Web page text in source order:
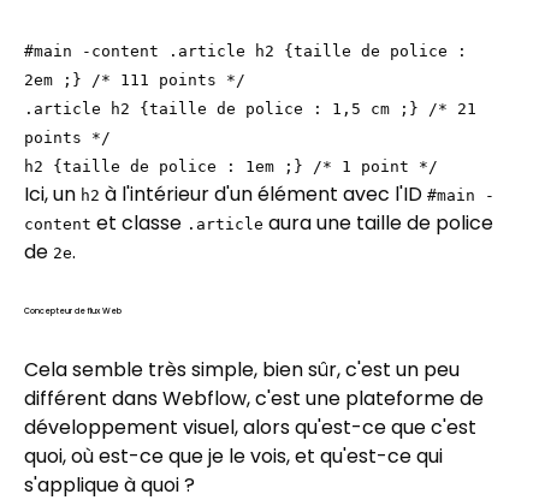
#main -content .article h2 {taille de police :
2em ;} /* 111 points */
.article h2 {taille de police : 1,5 cm ;} /* 21
points */
h2 {taille de police : 1em ;} /* 1 point */
Ici, un h2 à l'intérieur d'un élément avec l'ID #main -
content et classe .article aura une taille de police
de 2e.
Concepteur de flux Web
Cela semble très simple, bien sûr, c'est un peu
différent dans Webflow, c'est une plateforme de
développement visuel, alors qu'est-ce que c'est
quoi, où est-ce que je le vois, et qu'est-ce qui
s'applique à quoi ?